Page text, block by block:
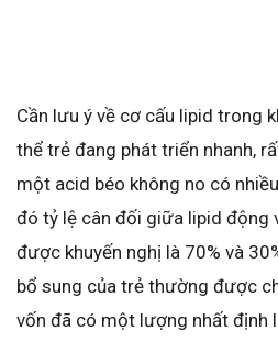
Cần lưu ý về cơ cấu lipid trong
thể trẻ đang phát triển nhanh,
một acid béo không no có
đó tỷ lệ cân đối giữa lipid động
được khuyến nghị là 70% và
bổ sung của trẻ thường được
vốn đã có một lượng nhất định